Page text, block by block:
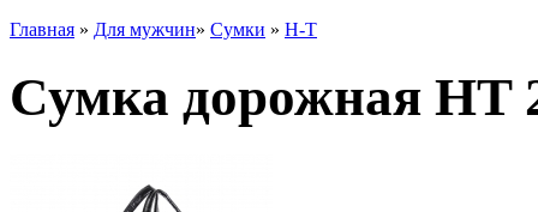
Главная » Для мужчин» Сумки » H-T
Сумка дорожная HT